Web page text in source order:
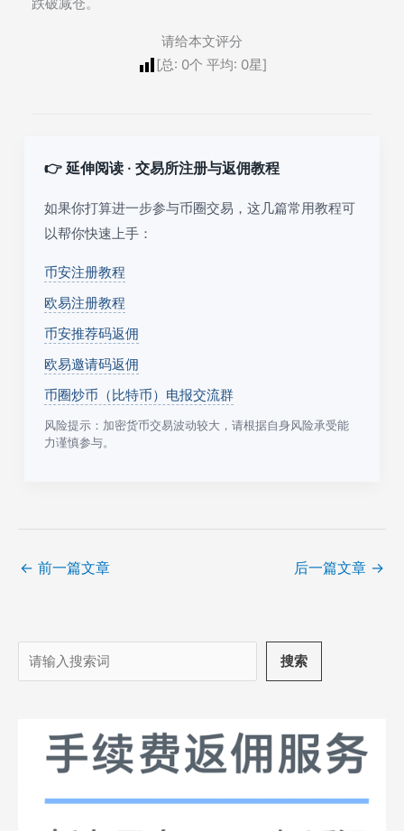
请给本文评分
[总: 0个 平均: 0星]
👉 延伸阅读 · 交易所注册与返佣教程
如果你打算进一步参与币圈交易，这几篇常用教程可
以帮你快速上手：
币安注册教程
欧易注册教程
币安推荐码返佣
欧易邀请码返佣
币圈炒币（比特币）电报交流群
风险提示：加密货币交易波动较大，请根据自身风险承受能
力谨慎参与。
← 前一篇文章 后一篇文章 →
搜
索
搜索